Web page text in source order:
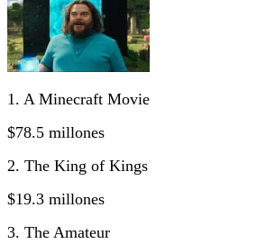
1. A Minecraft Movie
$78.5 millones
2. The King of Kings
$19.3 millones
3. The Amateur